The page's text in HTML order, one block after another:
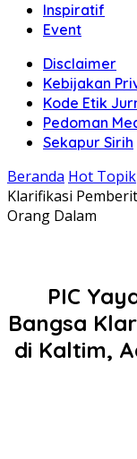
Inspiratif
Event
Disclaimer
Kebijakan
Kode Etik
Pedoman
Sekapur Sirih
Beranda Hot Topik
Klarifikasi
Orang Dalam
PIC
Bangsa
di Kaltim,